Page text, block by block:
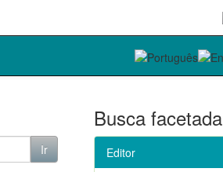
Busca facetada
Editor